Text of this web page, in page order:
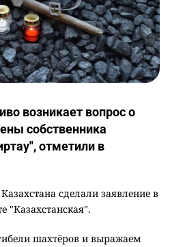
возникает вопрос о
собственника
отметили в
сделали заявление в
"Казахстанская".
шахтёров и выражаем